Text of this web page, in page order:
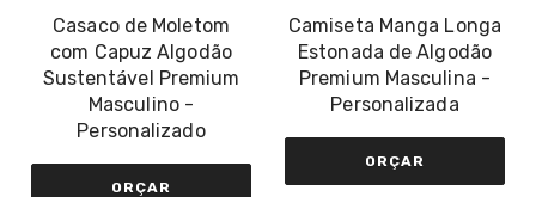
Casaco de Moletom
com Capuz Algodão
Sustentável Premium
Masculino -
Personalizado
ORÇAR
Camiseta Manga Longa
Estonada de Algodão
Premium Masculina -
Personalizada
ORÇAR